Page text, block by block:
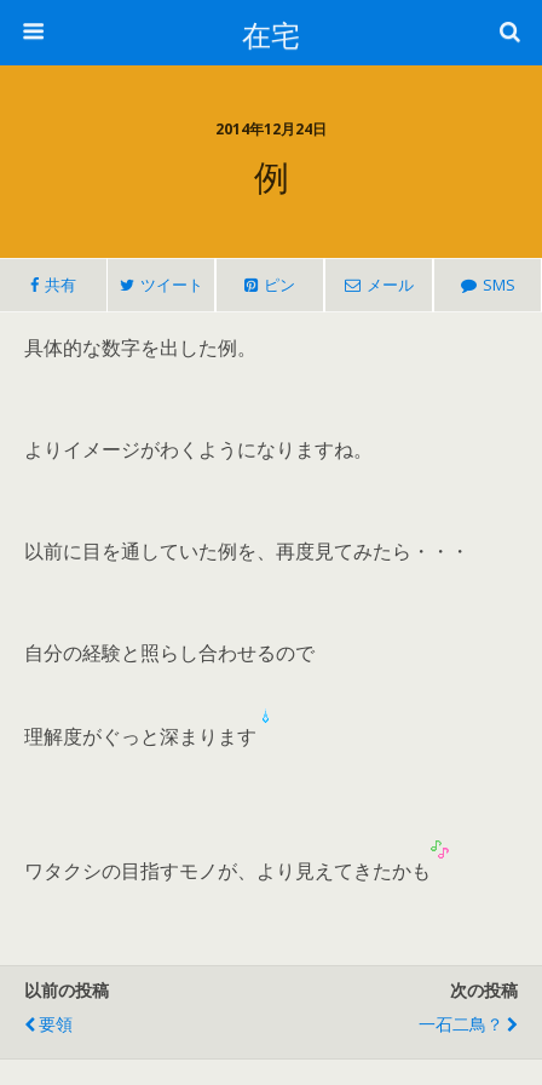
在宅
2014年12月24日
例
共有 ツイート ピン メール SMS
具体的な数字を出した例。
よりイメージがわくようになりますね。
以前に目を通していた例を、再度見てみたら・・・
自分の経験と照らし合わせるので
理解度がぐっと深まります
ワタクシの目指すモノが、より見えてきたかも
以前の投稿
要領
次の投稿
一石二鳥？